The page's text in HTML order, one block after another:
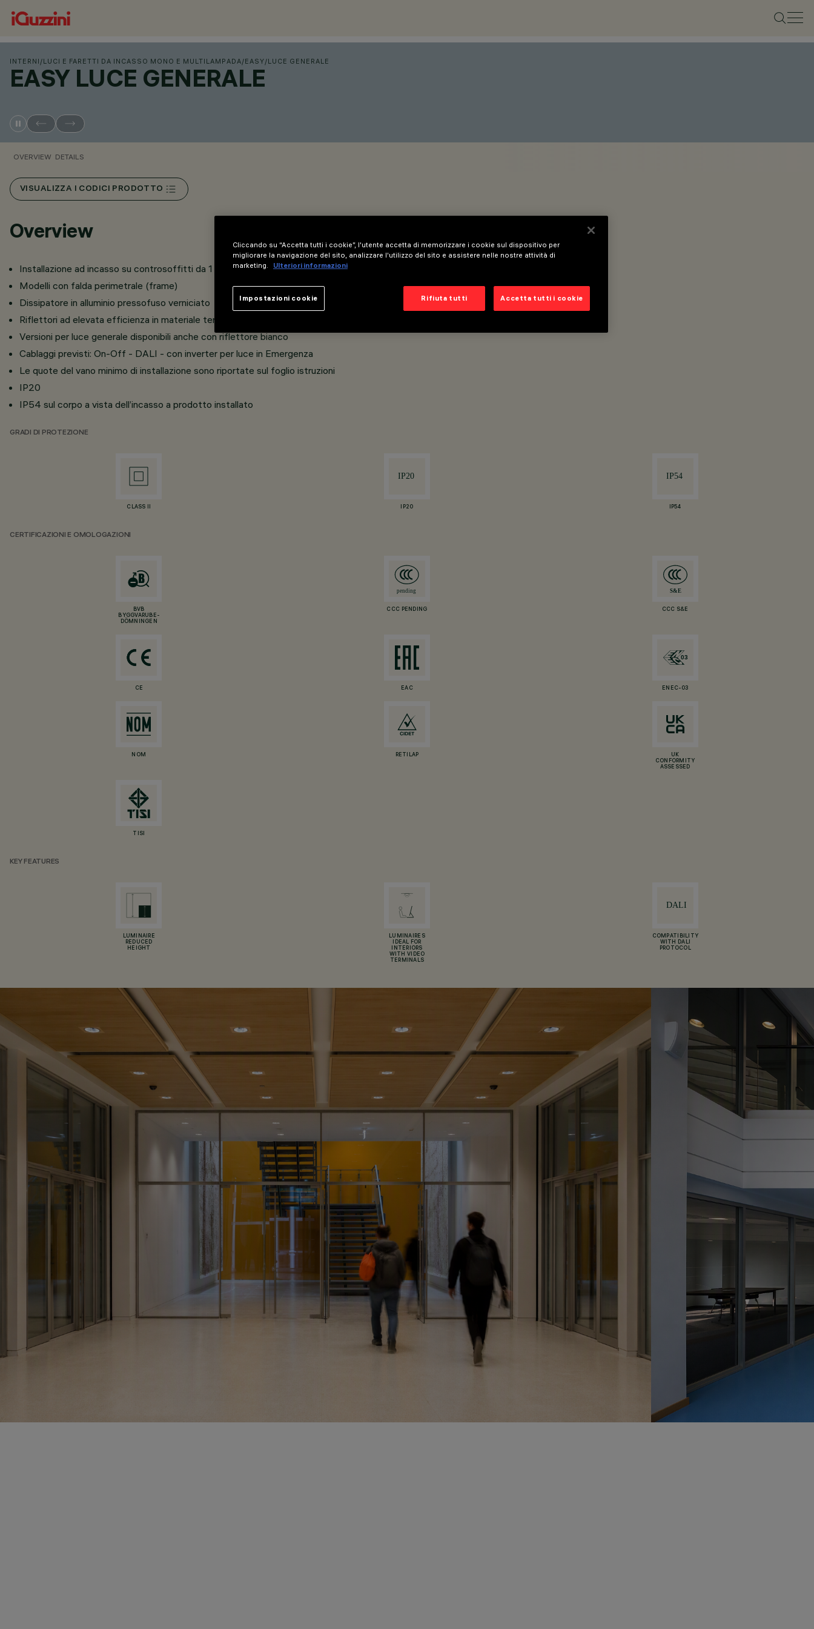
INTERNI /LUCI E FARETTI DA INCASSO MONO E MULTILAMPADA/EASY/LUCE GENERALE
EASY LUCE GENERALE
OVERVIEW DETAILS
VISUALIZZA I CODICI PRODOTTO
Overview
Installazione ad incasso su controsoffitti da 1 a 25 mm tramite molle in acciaio
Modelli con falda perimetrale (frame)
Dissipatore in alluminio pressofuso verniciato
Riflettori ad elevata efficienza in materiale termoplastico metallizzato con protezione antigraffio
Versioni per luce generale disponibili anche con riflettore bianco
Cablaggi previsti: On-Off - DALI - con inverter per luce in Emergenza
Le quote del vano minimo di installazione sono riportate sul foglio istruzioni
IP20
IP54 sul corpo a vista dell’incasso a prodotto installato
GRADI DI PROTEZIONE
CLASS II IP20 IP54
CERTIFICAZIONI E OMOLOGAZIONI
BVB
BYGGVARUBE-
DÖMNINGEN
CCC PENDING CCC S&E
CE EAC ENEC-03
NOM RETILAP
UK
CONFORMITY
ASSESSED
TISI
KEY FEATURES
LUMINAIRE
REDUCED
HEIGHT
LUMINAIRES
IDEAL FOR
INTERIORS
WITH VIDEO
TERMINALS
COMPATIBILITY
WITH DALI
PROTOCOL
Cliccando su “Accetta tutti i cookie”, l'utente accetta di memorizzare i cookie sul dispositivo per
migliorare la navigazione del sito, analizzare l'utilizzo del sito e assistere nelle nostre attività di
marketing.
Ulteriori informazioni
Rifiuta tutti Accetta tutti i cookie
Impostazioni cookie